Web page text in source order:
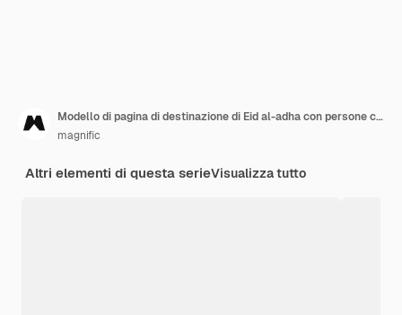
Modello di pagina di destinazione di Eid al-adha con persone che pregano
magnific
Altri elementi di questa serieVisualizza tutto